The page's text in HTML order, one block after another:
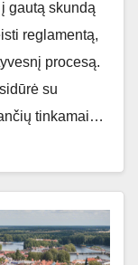
gautą skundą
reglamentą,
procesą.
su
tinkamai…